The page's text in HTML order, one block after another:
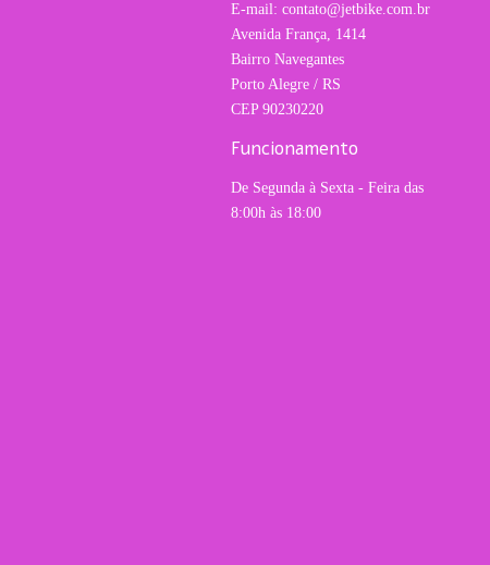
E-mail: contato@jetbike.com.br
Avenida França, 1414
Bairro Navegantes
Porto Alegre / RS
CEP 90230220
Funcionamento
De Segunda à Sexta - Feira das
8:00h às 18:00